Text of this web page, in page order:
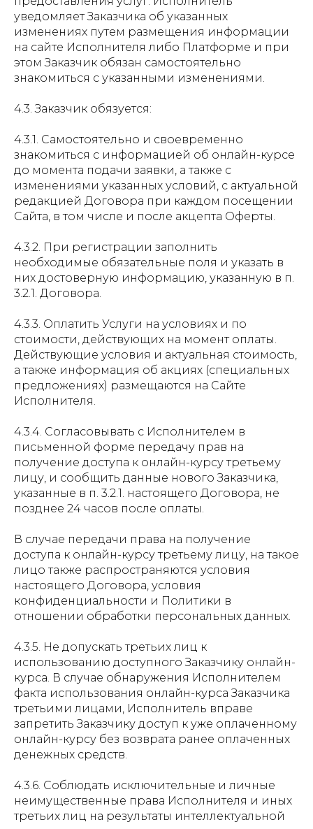
уведомляет Заказчика об указанных
изменениях путем размещения информации
на сайте Исполнителя либо Платформе и при
этом Заказчик обязан самостоятельно
знакомиться с указанными изменениями.
4.3. Заказчик обязуется:
4.3.1. Самостоятельно и своевременно
знакомиться с информацией об онлайн-курсе
до момента подачи заявки, а также с
изменениями указанных условий, с актуальной
редакцией Договора при каждом посещении
Сайта, в том числе и после акцепта Оферты.
4.3.2. При регистрации заполнить
необходимые обязательные поля и указать в
них достоверную информацию, указанную в п.
3.2.1. Договора.
4.3.3. Оплатить Услуги на условиях и по
стоимости, действующих на момент оплаты.
Действующие условия и актуальная стоимость,
а также информация об акциях (специальных
предложениях) размещаются на Сайте
Исполнителя.
4.3.4. Согласовывать с Исполнителем в
письменной форме передачу прав на
получение доступа к онлайн-курсу третьему
лицу, и сообщить данные нового Заказчика,
указанные в п. 3.2.1. настоящего Договора, не
позднее 24 часов после оплаты.
В случае передачи права на получение
доступа к онлайн-курсу третьему лицу, на такое
лицо также распространяются условия
настоящего Договора, условия
конфиденциальности и Политики в
отношении обработки персональных данных.
4.3.5. Не допускать третьих лиц к
использованию доступного Заказчику онлайн-
курса. В случае обнаружения Исполнителем
факта использования онлайн-курса Заказчика
третьими лицами, Исполнитель вправе
запретить Заказчику доступ к уже оплаченному
онлайн-курсу без возврата ранее оплаченных
денежных средств.
4.3.6. Соблюдать исключительные и личные
неимущественные права Исполнителя и иных
третьих лиц на результаты интеллектуальной